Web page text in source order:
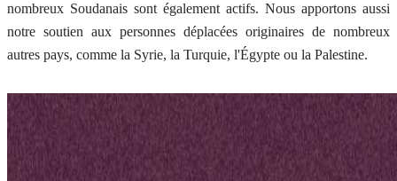
nombreux Soudanais sont également actifs. Nous apportons aussi
notre soutien aux personnes déplacées originaires de nombreux
autres pays, comme la Syrie, la Turquie, l'Égypte ou la Palestine.